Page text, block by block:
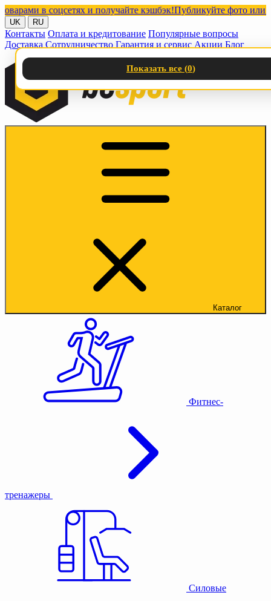
в соцсетях и получайте кэшбэк!Публикуйте фото или
UK RU
Контакты Оплата и кредитование Популярные вопросы
Доставка Сотрудничество Гарантия и сервис Акции Блог
Каталог
Фитнес-
тренажеры
Силовые
Показать все (0)